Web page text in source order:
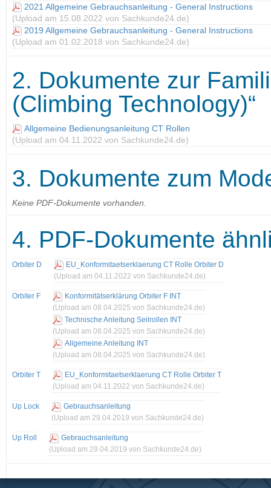
2021 Allgemeine Gebrauchsanleitung - General Instructions
(Upload am 15.08.2022 von Sachkunde24.de)
2019 Allgemeine Gebrauchsanleitung - General Instructions
(Upload am 01.02.2018 von Sachkunde24.de)
2. Dokumente zur
(Climbing Technology)“
Allgemeine Bedienungsanleitung CT Rollen
(Upload am 04.11.2022 von Sachkunde24.de)
3. Dokumente zum
Keine PDF-Dokumente vorhanden.
4. PDF-Dokumente
Orbiter D
EU_Konformitaetserklaerung CT Rolle Orbiter D
(Upload am 04.11.2022 von Sachkunde24.de)
Orbiter F
Konformitätserklärung Orbiter F INT
(Upload am 08.04.2025 von Sachkunde24.de)
Technische Anleitung Seilrollen INT
(Upload am 08.04.2025 von Sachkunde24.de)
Allgemeine Anleitung INT
(Upload am 08.04.2025 von Sachkunde24.de)
Orbiter T
EU_Konformitaetserklaerung CT Rolle Orbiter T
(Upload am 04.11.2022 von Sachkunde24.de)
Up Lock
Gebrauchsanleitung
(Upload am 29.04.2019 von Sachkunde24.de)
Up Roll
Gebrauchsanleitung
(Upload am 29.04.2019 von Sachkunde24.de)